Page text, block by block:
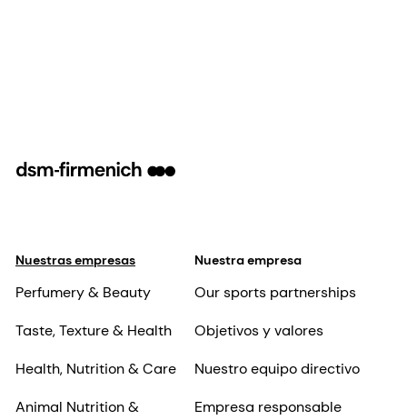
Nuestras empresas
Perfumery & Beauty
Taste, Texture & Health
Health, Nutrition & Care
Animal Nutrition &
Nuestra empresa
Our sports partnerships
Objetivos y valores
Nuestro equipo directivo
Empresa responsable